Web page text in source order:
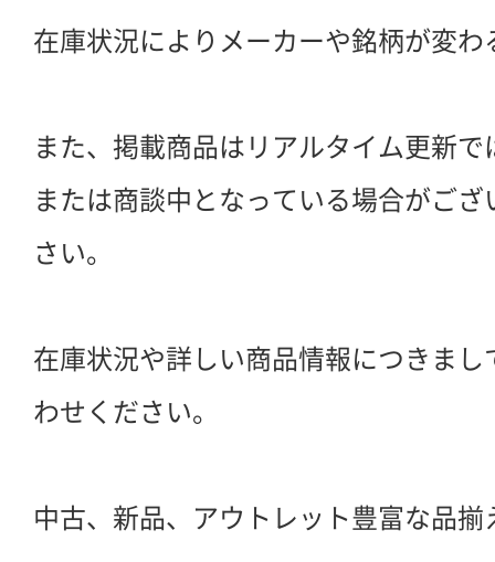
在庫状況によりメーカーや銘柄が変
また、掲載商品はリアルタイム更新
または商談中となっている場合がご
さい。
在庫状況や詳しい商品情報につきま
わせください。
中古、新品、アウトレット豊富な品揃